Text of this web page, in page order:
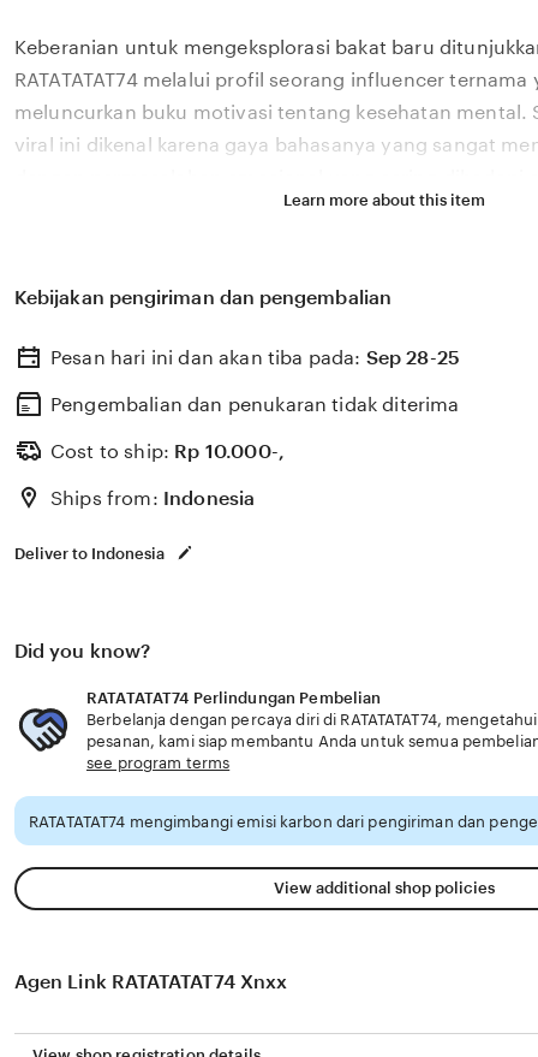
description
Keberanian untuk mengeksplorasi bakat baru
RATATATAT74 melalui profil seorang influencer ternama
meluncurkan buku motivasi tentang kesehatan mental.
viral ini dikenal karena gaya bahasanya yang sangat
2026. Melalui sistem 🌟 yang kami kembangkan,
RATATATAT74 percaya bahwa kemandirian intelektual
berkembang pesat di pasar global. Dengan dukungan
update, kami terus memantau perkembangan
sosok viral favorit Anda secara eksklusif.
Learn more about this item
Kebijakan pengiriman dan pengembalian
Pesan hari ini dan akan tiba pada: Sep 28-25
Pengembalian dan penukaran tidak diterima
Cost to ship: Rp 10.000-,
Ships from: Indonesia
Deliver to Indonesia
Did you know?
RATATATAT74 Perlindungan Pembelian
Berbelanja dengan percaya diri di RATATATAT74,
pesanan, kami siap membantu Anda untuk semua
see program terms
RATATATAT74 mengimbangi emisi karbon dari pengiriman dan
View additional shop policies
Agen Link RATATATAT74 Xnxx